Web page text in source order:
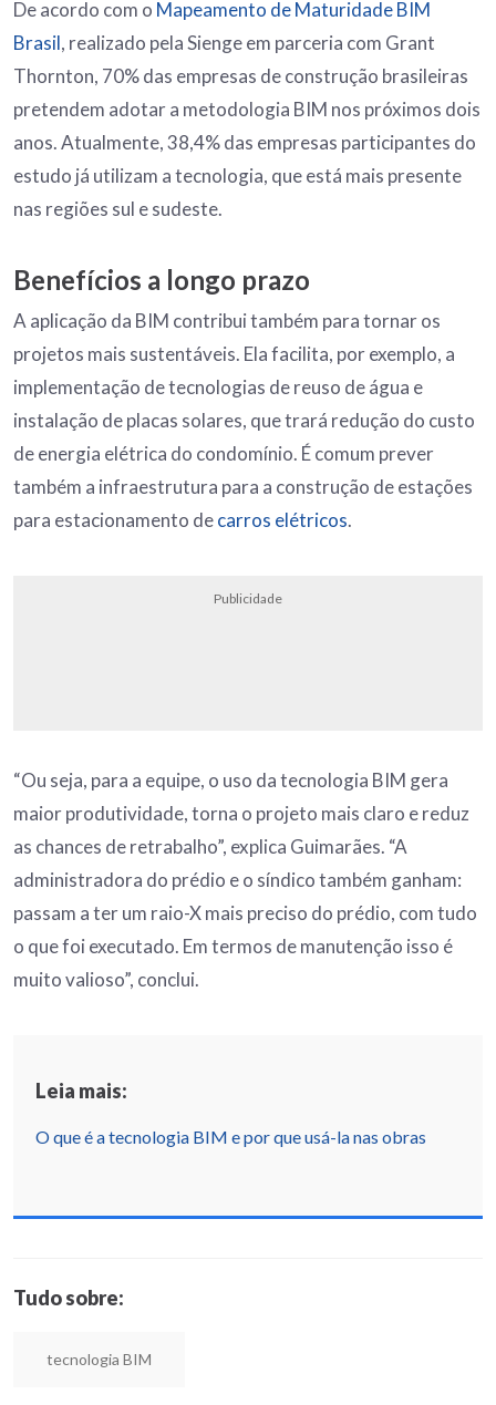
De acordo com o Mapeamento de Maturidade BIM
Brasil, realizado pela Sienge em parceria com Grant
Thornton, 70% das empresas de construção brasileiras
pretendem adotar a metodologia BIM nos próximos dois
anos. Atualmente, 38,4% das empresas participantes do
estudo já utilizam a tecnologia, que está mais presente
nas regiões sul e sudeste.
Benefícios a longo prazo
A aplicação da BIM contribui também para tornar os
projetos mais sustentáveis. Ela facilita, por exemplo, a
implementação de tecnologias de reuso de água e
instalação de placas solares, que trará redução do custo
de energia elétrica do condomínio. É comum prever
também a infraestrutura para a construção de estações
para estacionamento decarros elétricos.
Publicidade
“Ou seja, para a equipe, o uso da tecnologia BIM gera
maior produtividade, torna o projeto mais claro e reduz
as chances de retrabalho”, explica Guimarães. “A
administradora do prédio e o síndico também ganham:
passam a ter um raio-X mais preciso do prédio, com tudo
o que foi executado. Em termos de manutenção isso é
muito valioso”, conclui.
Leia mais:
O que é a tecnologia BIM e por que usá-la nas obras
Tudo sobre:
tecnologia BIM